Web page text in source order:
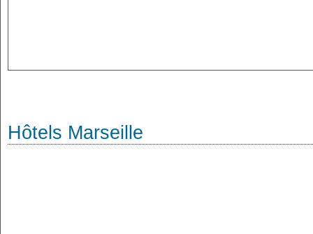
Hôtels Marseille